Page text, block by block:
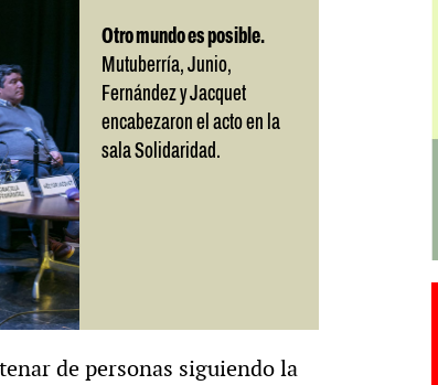
Otro mundo es posible.
Mutuberría, Junio,
Fernández y Jacquet
encabezaron el acto en la
sala Solidaridad.
de personas siguiendo la